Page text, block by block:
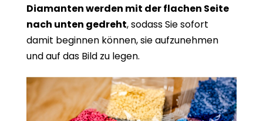
Diamanten werden mit der flachen Seite
nach unten gedreht, sodass Sie sofort
damit beginnen können, sie aufzunehmen
und auf das Bild zu legen.